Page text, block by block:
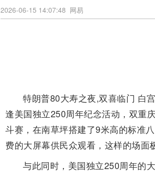
2026-06-15 14:07:48 网易
特朗普80大寿之夜,双喜临门 白
逢美国独立250周年纪念活动，双重
斗赛，在南草坪搭建了9米高的标准
费的大屏幕供民众观看，这样的场面
与此同时，美国独立250周年的